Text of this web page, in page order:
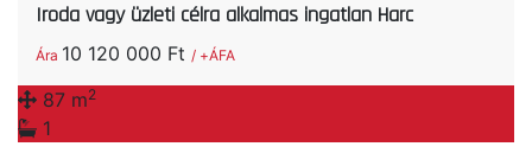
Iroda vagy üzleti célra alkalmas ingatlan Harc
Ára 10 120 000 Ft / +ÁFA
87 m2
1